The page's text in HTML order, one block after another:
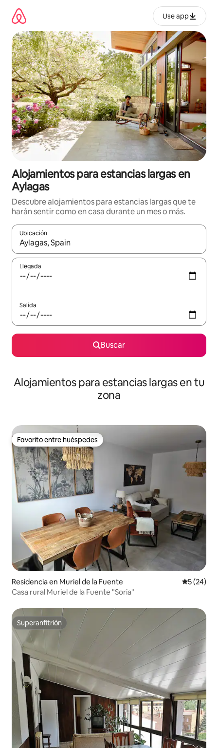
contenido
Use app
Alojamientos para estancias largas en
Aylagas
Descubre alojamientos para estancias largas que te
harán sentir como en casa durante un mes o más.
Ubicación
Cuando los resultados estén disponibles, podrás navegar
Llegada
Salida
Buscar
Alojamientos para estancias largas en tu
zona
Favorito entre huéspedes
Favorito entre huéspedes
Residencia en Muriel de la Fuente
5 (24)
Casa rural Muriel de la Fuente "Soria"
Superanfitrión
Superanfitrión